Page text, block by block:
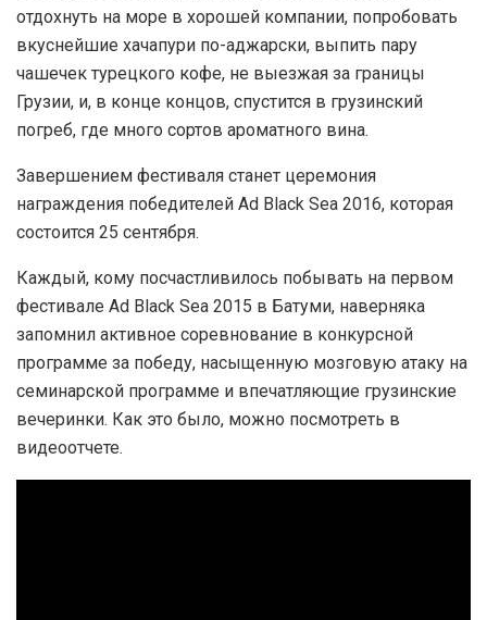
отдохнуть на море в хорошей компании, попробовать
вкуснейшие хачапури по-аджарски, выпить пару
чашечек турецкого кофе, не выезжая за границы
Грузии, и, в конце концов, спустится в грузинский
погреб, где много сортов ароматного вина.
Завершением фестиваля станет церемония
награждения победителей Ad Black Sea 2016, которая
состоится 25 сентября.
Каждый, кому посчастливилось побывать на первом
фестивале Ad Black Sea 2015 в Батуми, наверняка
запомнил активное соревнование в конкурсной
программе за победу, насыщенную мозговую атаку на
семинарской программе и впечатляющие грузинские
вечеринки. Как это было, можно посмотреть в
видеоотчете.